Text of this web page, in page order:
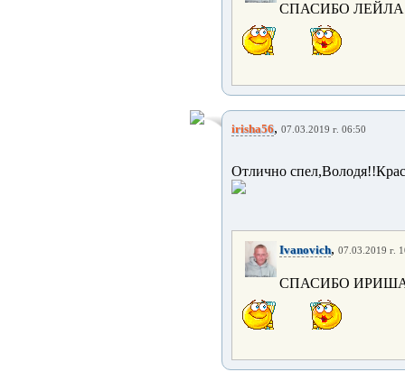
СПАСИБО
irisha56, 07.03.2019 г. 06:50
Отлично
Ivanovich, 07.03.2019 г.
СПАСИБО